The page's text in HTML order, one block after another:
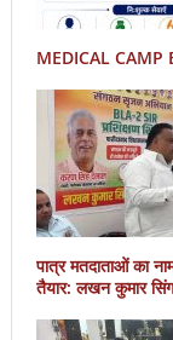
MEDICAL CAMP
पात्र मतदाताओं का
तैयार: लखन कुमार